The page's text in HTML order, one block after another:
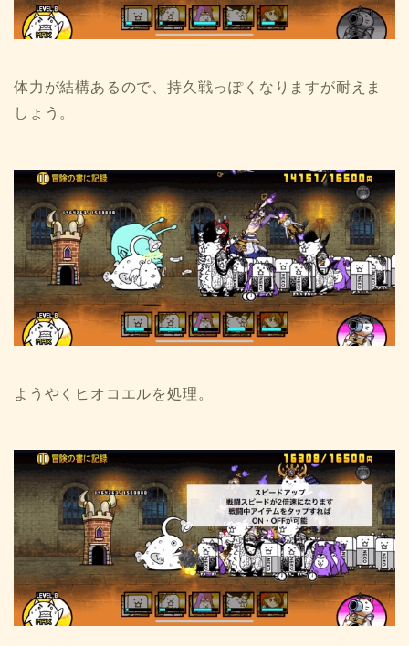
体力が結構あるので、持久戦っぽくなりますが耐えま
しょう。
ようやくヒオコエルを処理。